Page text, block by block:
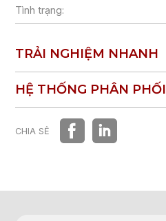
Tình trạng:
TRẢI NGHIỆM NHANH
TRẢI NGHIỆM NHANH
HỆ THỐNG PHÂN PHỐI
HỆ THỐNG PHÂN PHỐI
CHIA SẺ